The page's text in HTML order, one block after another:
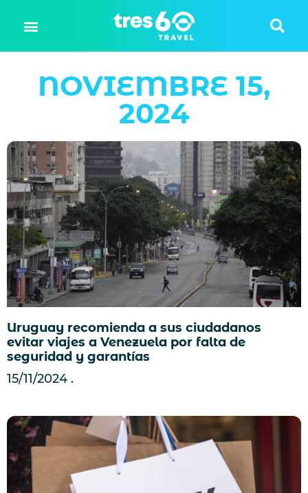
NOVIEMBRE 15,
2024
Uruguay recomienda a sus ciudadanos
evitar viajes a Venezuela por falta de
seguridad y garantías
15/11/2024